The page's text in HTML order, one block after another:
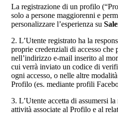
La registrazione di un profilo
solo a persone maggiorenni e
personalizzare l’esperienza su
2. L’Utente registrato ha la
proprie credenziali di accesso che
nell’indirizzo e-mail inserito al
cui verrà inviato un codice di
ogni accesso, o nelle altre
Profilo (es. mediante profili
3. L’Utente accetta di assumersi
attività associate al Profilo e al